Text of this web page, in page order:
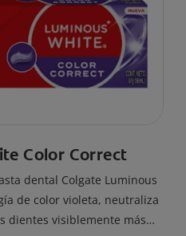
Color Correct
dental Colgate Luminous
de color violeta, neutraliza
dientes visiblemente más